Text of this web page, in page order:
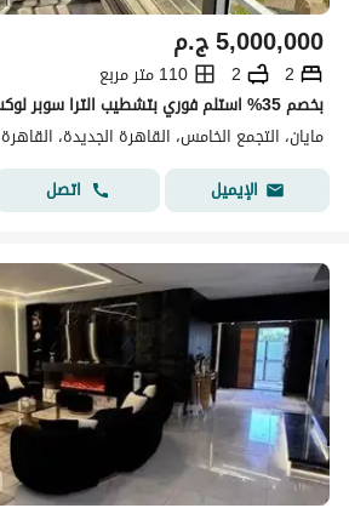
ج.م5,000,000
2
2
110 متر مربع
مايان، التجمع الخامس، القاهرة الجديدة، القاهرة
الإيميل
اتصل